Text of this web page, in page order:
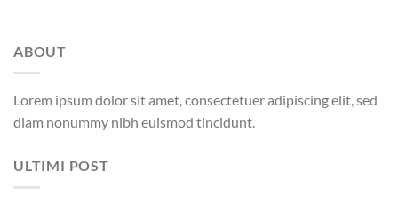
ABOUT
Lorem ipsum dolor sit amet, consectetuer adipiscing elit, sed
diam nonummy nibh euismod tincidunt.
ULTIMI POST